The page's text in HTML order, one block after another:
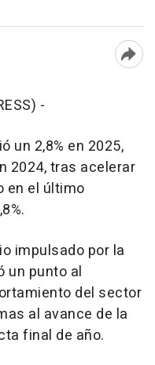
-
un 2,8% en 2025,
2024, tras acelerar
en el último
impulsado por la
un punto al
del sector
al avance de la
final de año.